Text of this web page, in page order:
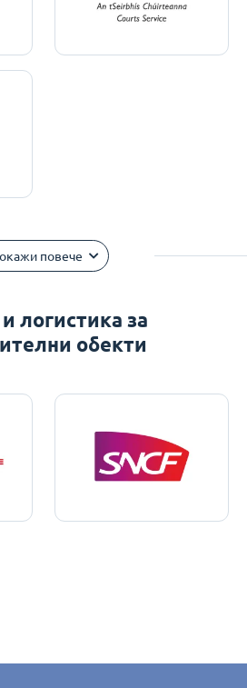
повече
логистика за
обекти